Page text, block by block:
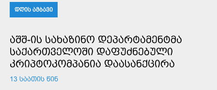
ᲓᲦᲘᲡ ᲐᲛᲑᲐᲕᲘ
ᲐᲨᲨ-ᲘᲡ ᲡᲐᲮᲐᲖᲘᲜᲝ ᲓᲔᲞᲐᲠᲢᲐᲛᲔᲜᲢᲛᲐ
ᲡᲐᲥᲐᲠᲗᲕᲔᲚᲝᲨᲘ ᲓᲐᲤᲣᲫᲜᲔᲑᲣᲚᲘ
ᲙᲠᲘᲞᲢᲝᲙᲝᲛᲞᲐᲜᲘᲐ ᲓᲐᲐᲡᲐᲜᲥᲪᲘᲠᲐ
13 ᲡᲐᲐᲗᲘᲡ ᲬᲘᲜ